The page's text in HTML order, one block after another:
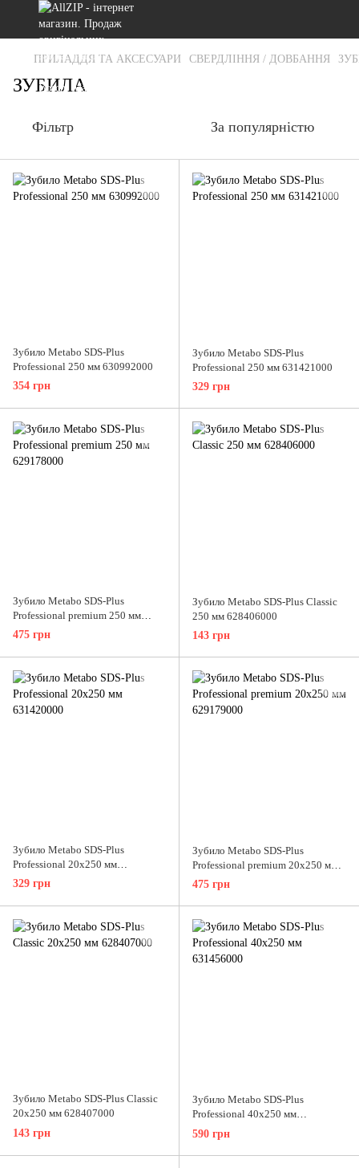
ПРИЛАДДЯ ТА АКСЕСУАРИ СВЕРДЛІННЯ / ДОВБАННЯ
ЗУБИЛА
Фільтр За популярністю
Зубило Metabo SDS-Plus
Professional 250 мм 630992000
354 грн
Зубило Metabo SDS-Plus
Professional 250 мм 631421000
329 грн
Зубило Metabo SDS-Plus
Professional premium 250 мм
629178000
475 грн
Зубило Metabo SDS-Plus Classic
250 мм 628406000
143 грн
Зубило Metabo SDS-Plus
Professional 20х250 мм
631420000
329 грн
Зубило Metabo SDS-Plus
Professional premium 20х250 мм
629179000
475 грн
Зубило Metabo SDS-Plus Classic
20х250 мм 628407000
143 грн
Зубило Metabo SDS-Plus
Professional 40х250 мм
631456000
590 грн